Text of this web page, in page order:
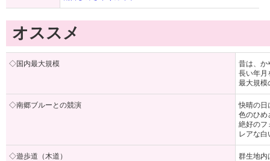
オススメ
◇国内最大規模
昔は、か
長い年月
最大規模
◇南郷ブルーとの競演
快晴の日
色のひめ
絶好のフ
レアな白
◇遊歩道（木道）
群生地内